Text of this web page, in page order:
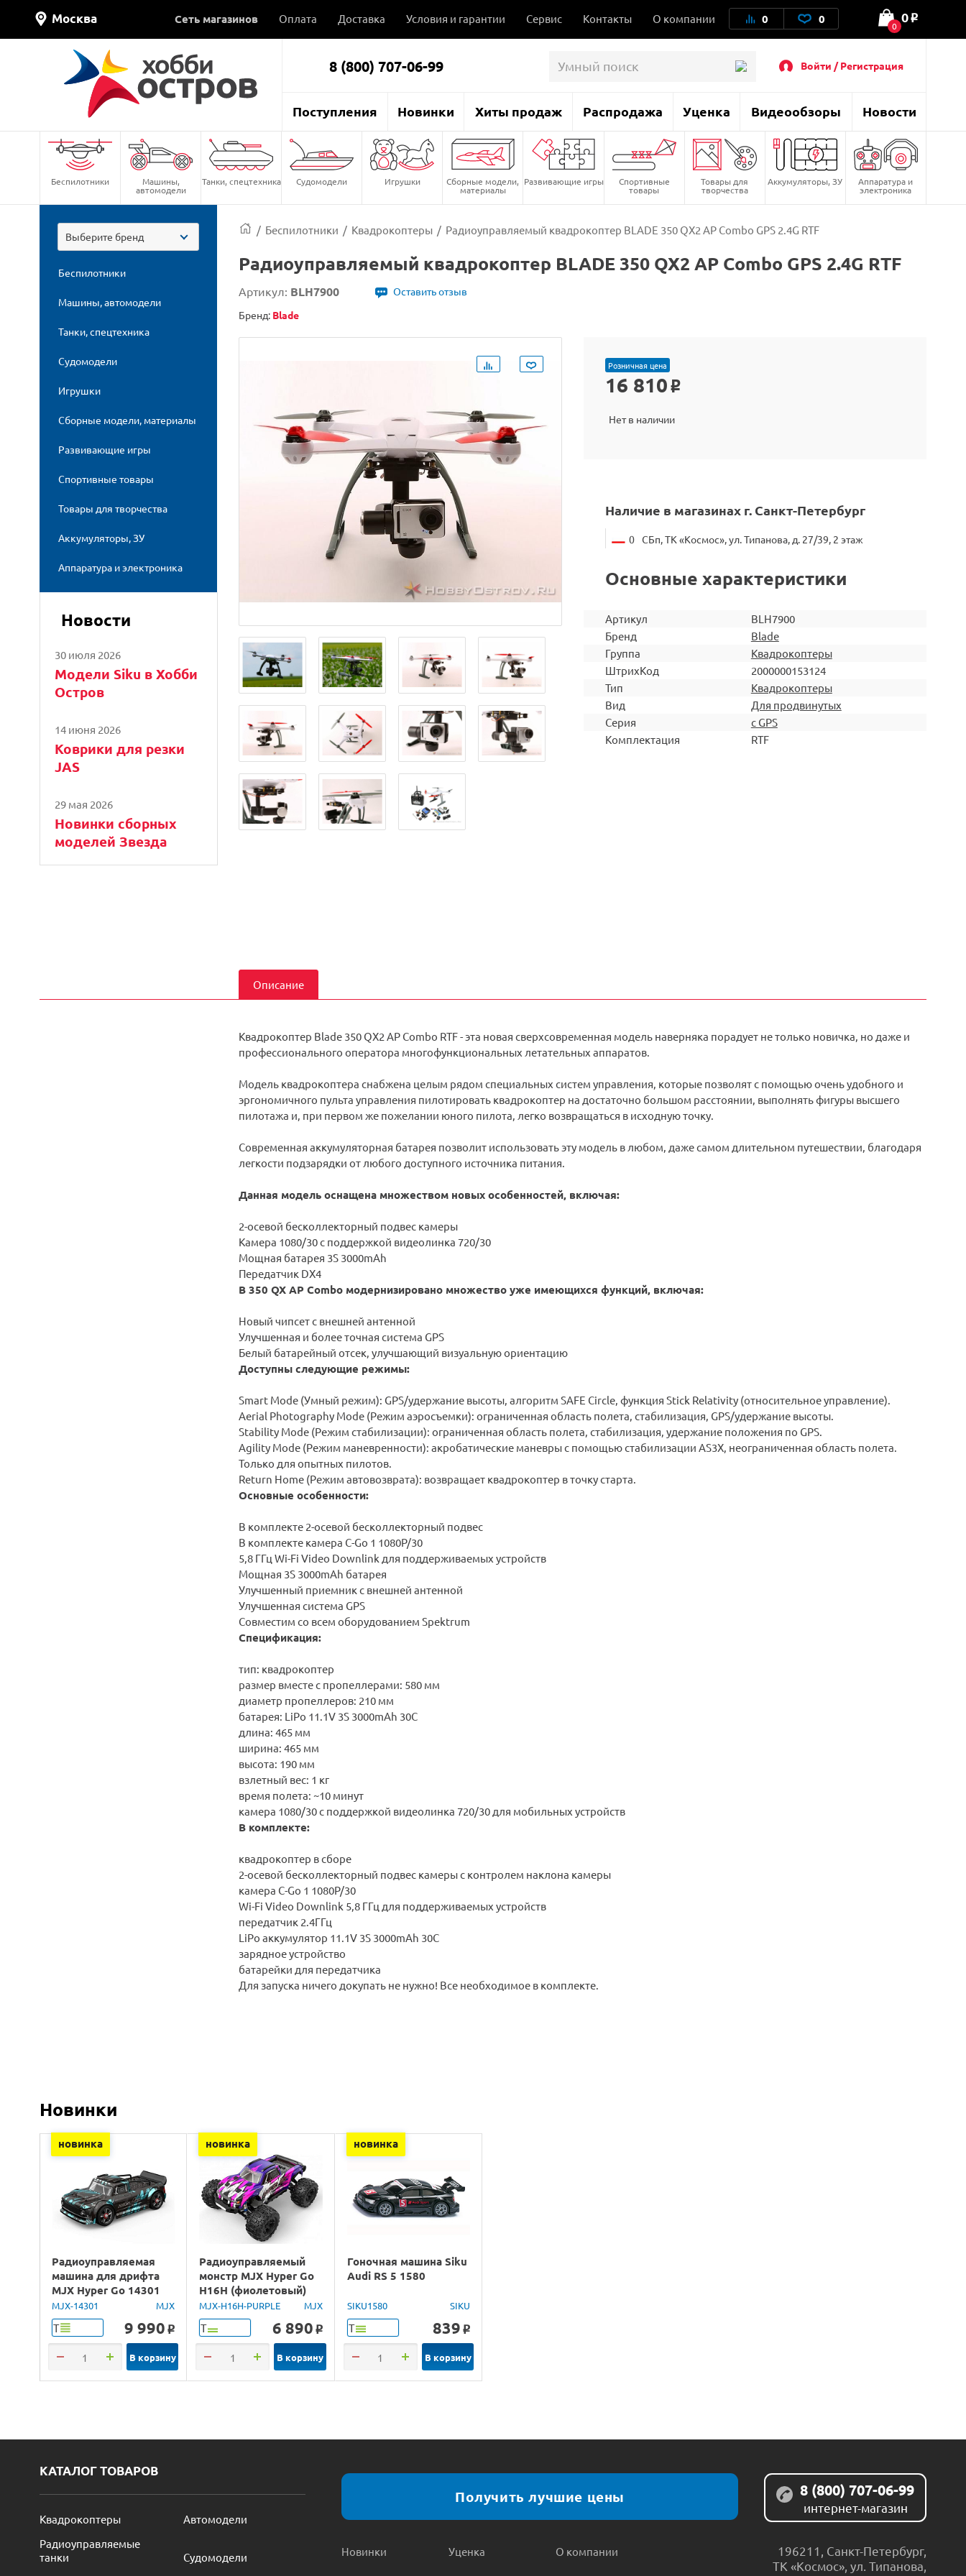
Москва Сеть магазинов Оплата Доставка Условия и гарантии Сервис Контакты О компании 0 0 0
0 o
8 (800) 707-06-99 Войти / Регистрация
Поступления Новинки Хиты продаж Распродажа Уценка Видеообзоры Новости
Беспилотники Машины,
автомодели
Танки, спецтехника Судомодели Игрушки Сборные модели,
материалы
Развивающие игры Спортивные
товары
Товары для
творчества
Аккумуляторы, ЗУ Аппаратура и
электроника
Выберите бренд
Беспилотники
Машины, автомодели
Танки, спецтехника
Судомодели
Игрушки
Сборные модели, материалы
Развивающие игры
Спортивные товары
Товары для творчества
Аккумуляторы, ЗУ
Аппаратура и электроника
Новости
30 июля 2026
Модели Siku в Хобби
Остров
14 июня 2026
Коврики для резки
JAS
29 мая 2026
Новинки сборных
моделей Звезда
/ Беспилотники / Квадрокоптеры / Радиоуправляемый квадрокоптер BLADE 350 QX2 AP Combo GPS 2.4G RTF
Радиоуправляемый квадрокоптер BLADE 350 QX2 AP Combo GPS 2.4G RTF
Артикул: BLH7900
Оставить отзыв
Бренд: Blade
Розничная цена
16 810 o
Нет в наличии
Наличие в магазинах г. Санкт-Петербург
0 СБп, ТК «Космос», ул. Типанова, д. 27/39, 2 этаж
Основные характеристики
Артикул
BLH7900
Бренд
Blade
Группа
Квадрокоптеры
ШтрихКод
2000000153124
Тип
Квадрокоптеры
Вид
Для продвинутых
Серия
с GPS
Комплектация
RTF
Описание
Квадрокоптер Blade 350 QX2 AP Combo RTF - эта новая сверхсовременная модель наверняка порадует не только новичка, но даже и
профессионального оператора многофункциональных летательных аппаратов.
Модель квадрокоптера снабжена целым рядом специальных систем управления, которые позволят с помощью очень удобного и
эргономичного пульта управления пилотировать квадрокоптер на достаточно большом расстоянии, выполнять фигуры высшего
пилотажа и, при первом же пожелании юного пилота, легко возвращаться в исходную точку.
Современная аккумуляторная батарея позволит использовать эту модель в любом, даже самом длительном путешествии, благодаря
легкости подзарядки от любого доступного источника питания.
Данная модель оснащена множеством новых особенностей, включая:
2-осевой бесколлекторный подвес камеры
Камера 1080/30 с поддержкой видеолинка 720/30
Мощная батарея 3S 3000mAh
Передатчик DX4
В 350 QX AP Combo модернизировано множество уже имеющихся функций, включая:
Новый чипсет с внешней антенной
Улучшенная и более точная система GPS
Белый батарейный отсек, улучшающий визуальную ориентацию
Доступны следующие режимы:
Smart Mode (Умный режим): GPS/удержание высоты, алгоритм SAFE Circle, функция Stick Relativity (относительное управление).
Aerial Photography Mode (Режим аэросъемки): ограниченная область полета, стабилизация, GPS/удержание высоты.
Stability Mode (Режим стабилизации): ограниченная область полета, стабилизация, удержание положения по GPS.
Agility Mode (Режим маневренности): акробатические маневры с помощью стабилизации AS3X, неограниченная область полета.
Только для опытных пилотов.
Return Home (Режим автовозврата): возвращает квадрокоптер в точку старта.
Основные особенности:
В комплекте 2-осевой бесколлекторный подвес
В комплекте камера C-Go 1 1080P/30
5,8 ГГц Wi-Fi Video Downlink для поддерживаемых устройств
Мощная 3S 3000mAh батарея
Улучшенный приемник с внешней антенной
Улучшенная система GPS
Совместим со всем оборудованием Spektrum
Спецификация:
тип: квадрокоптер
размер вместе с пропеллерами: 580 мм
диаметр пропеллеров: 210 мм
батарея: LiPo 11.1V 3S 3000mAh 30C
длина: 465 мм
ширина: 465 мм
высота: 190 мм
взлетный вес: 1 кг
время полета: ~10 минут
камера 1080/30 с поддержкой видеолинка 720/30 для мобильных устройств
В комплекте:
квадрокоптер в сборе
2-осевой бесколлекторный подвес камеры с контролем наклона камеры
камера C-Go 1 1080P/30
Wi-Fi Video Downlink 5,8 ГГц для поддерживаемых устройств
передатчик 2.4ГГц
LiPo аккумулятор 11.1V 3S 3000mAh 30C
зарядное устройство
батарейки для передатчика
Для запуска ничего докупать не нужно! Все необходимое в комплекте.
Новинки
новинка
Радиоуправляемая
машина для дрифта
MJX Hyper Go 14301
Brushless 4WD 2.4G
LED 1/14 RTR
MJX-14301 MJX
Т 9 990 o
В корзину
новинка
Радиоуправляемый
монстр MJX Hyper Go
H16H (фиолетовый)
4WD 2.4G LED GPS
1/16 RTR
MJX-H16H-PURPLE MJX
Т 6 890 o
В корзину
новинка
Гоночная машина Siku
Audi RS 5 1580
SIKU1580 SIKU
Т 839 o
В корзину
КАТАЛОГ ТОВАРОВ
Квадрокоптеры
Автомодели
Радиоуправляемые
танки
Судомодели
Получить лучшие цены
Новинки Уценка О компании
8 (800) 707-06-99
интернет-магазин
196211 Санкт-Петербург,
ТК «Космос», ул. Типанова,